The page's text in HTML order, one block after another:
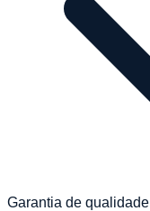
Garantia de qualidade